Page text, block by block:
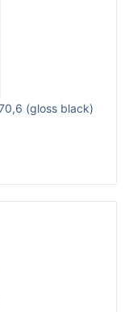
(gloss black)